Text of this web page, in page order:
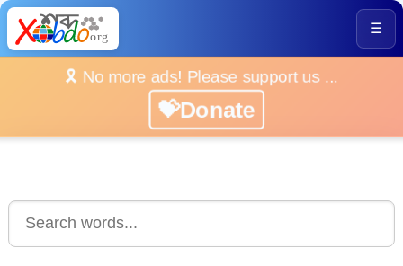
☰
🎗️ No more ads! Please support us ...
💝Donate